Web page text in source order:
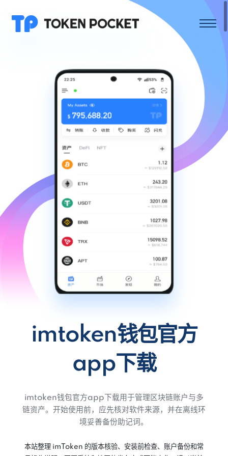
imtoken钱包官方
app下载
imtoken钱包官方app下载用于管理区块链账户与多
链资产。开始使用前，应先核对软件来源，并在离线环
境妥善备份助记词。
本站整理 imToken 的版本核验、安装前检查、账户备份和常